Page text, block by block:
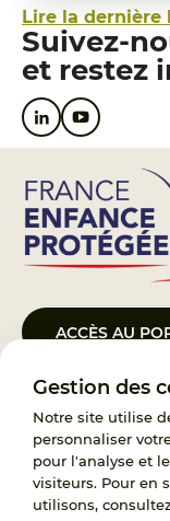
Gestion des
Notre site utilise
personnaliser
pour l'analyse et
visiteurs. Pour en
utilisons,
Lire la dernière
Suivez-
et restez
ACCÈS AU
Le Groupement
janvier 2023, a pour
119,
demandes d’accès
Protégée est
l’ensemble des
politique publique à